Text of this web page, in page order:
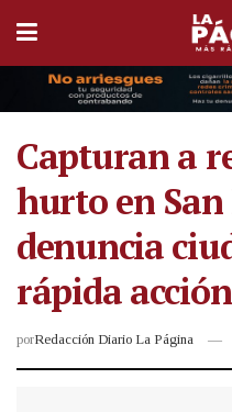
Capturan a
hurto en
denuncia
rápida
porRedacción Diario La Página